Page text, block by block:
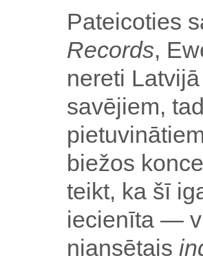
Pateicoties
Records,
nereti
savējiem,
biežos
teikt, ka šī
iecienīta —
niansētais